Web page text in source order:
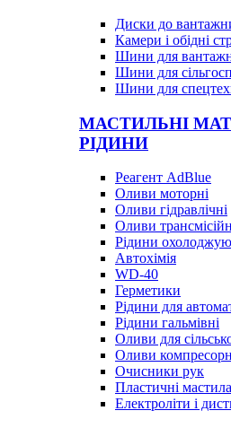
Диски до
Камери і обідні
Шини для
Шини для
Шини для
МАСТИЛЬНІ
РІДИНИ
Реагент AdBlue
Оливи моторні
Оливи гідравлічні
Оливи
Рідини
Автохімія
WD-40
Герметики
Рідини для
Рідини гальмівні
Оливи для
Оливи
Очисники рук
Пластичні мастила
Електроліти і